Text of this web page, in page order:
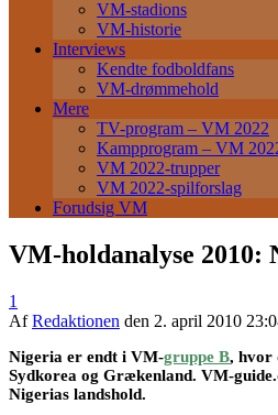
VM-stadions
VM-historie
Interviews
Kendte fodboldfans
VM-drømmehold
Mere
TV-program – VM 2022
Kampprogram – VM
VM 2022-trupper
VM 2022-spilforslag
Forudsig VM
VM-holdanalyse 2010:
1
AfRedaktionen den 2. april 2010
Nigeria er endt i VM-gruppe B, hvor
Sydkorea og Grækenland. VM-
Nigerias landshold.